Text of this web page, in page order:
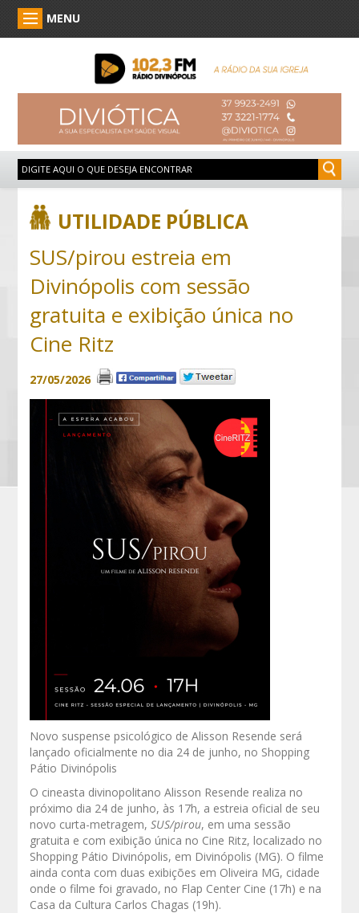
MENU
UTILIDADE PÚBLICA
SUS/pirou estreia em
Divinópolis com sessão
gratuita e exibição única no
Cine Ritz
27/05/2026
Novo suspense psicológico de Alisson Resende será
lançado oficialmente no dia 24 de junho, no Shopping
Pátio Divinópolis
O cineasta divinopolitano Alisson Resende realiza no
próximo dia 24 de junho, às 17h, a estreia oficial de seu
novo curta-metragem,SUS/pirou, em uma sessão
gratuita e com exibição única no Cine Ritz, localizado no
Shopping Pátio Divinópolis, em Divinópolis (MG). O filme
ainda conta com duas exibições em Oliveira MG, cidade
onde o filme foi gravado, no Flap Center Cine (17h) e na
Casa da Cultura Carlos Chagas (19h).